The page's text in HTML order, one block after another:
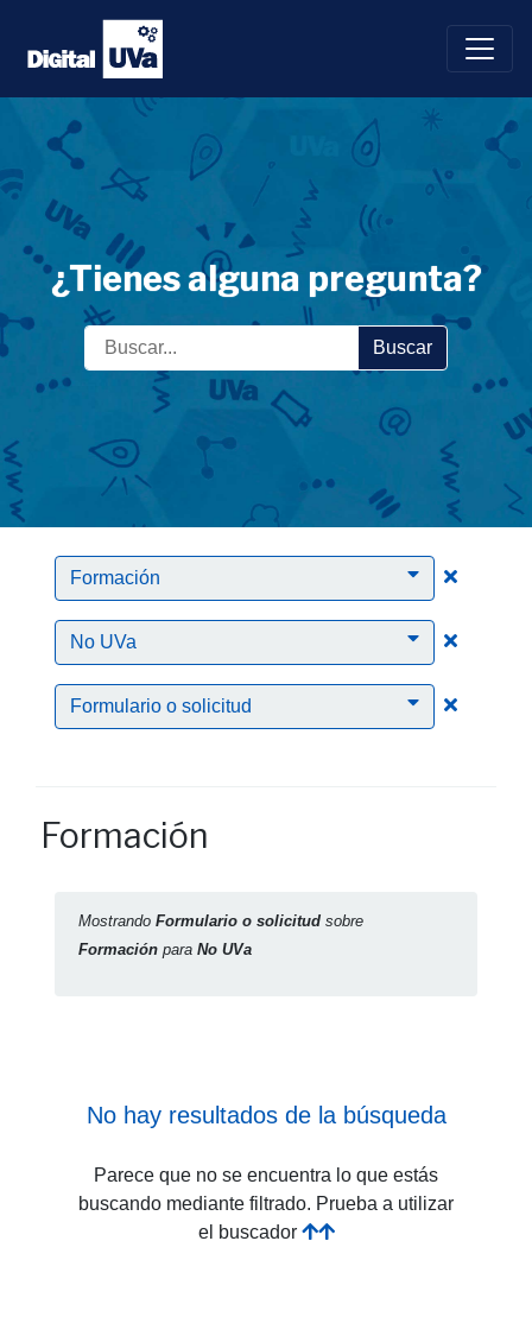
Saltar
contenido
¿Tienes alguna pregunta?
Buscar
Formación Clic
No UVa Clic
Formulario o solicitud Clic
Formación
Mostrando Formulario o solicitud sobre
Formación para No UVa
No hay resultados de la búsqueda
Parece que no se encuentra lo que estás
buscando mediante filtrado. Prueba a utilizar
el buscador